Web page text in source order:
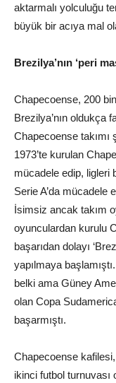
aktarmalı yolculuğu
büyük bir acıya mal
Brezilya’nın ‘peri
Chapecoense, 200
Brezilya’nın oldukça
Chapecoense takımı
1973’te kurulan
mücadele edip, ligleri
Serie A’da mücadele
İsimsiz ancak takım
oyunculardan kurulu
başarıdan dolayı
yapılmaya
belki ama Güney
olan Copa
başarmıştı.
Chapecoense
ikinci futbol turnuvası